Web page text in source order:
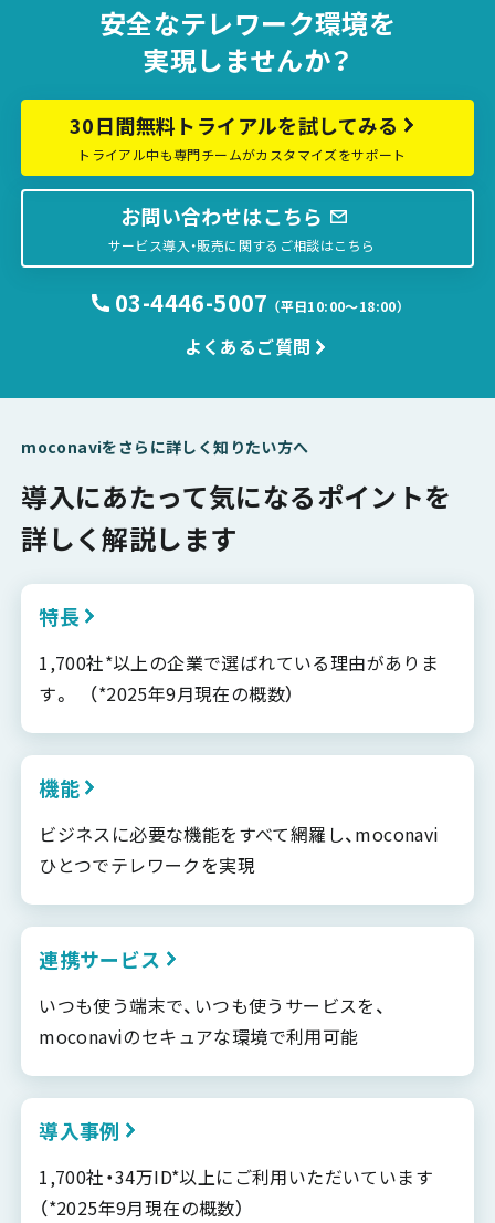
安全なテレワーク環境を
実現しませんか？
30日間無料トライアルを試してみる
トライアル中も専門チームがカスタマイズをサポート
お問い合わせはこちら
サービス導入・販売に関するご相談はこちら
03-4446-5007 （平日10:00〜18:00）
よくあるご質問
moconaviをさらに詳しく知りたい方へ
導入にあたって気になるポイントを
詳しく解説します
特長
1,700社*以上の企業で選ばれている理由がありま
す。 （*2025年9月現在の概数）
機能
ビジネスに必要な機能をすべて網羅し、moconavi
ひとつでテレワークを実現
連携サービス
いつも使う端末で、いつも使うサービスを、
moconaviのセキュアな環境で利用可能
導入事例
1,700社・34万ID*以上にご利用いただいています
（*2025年9月現在の概数）